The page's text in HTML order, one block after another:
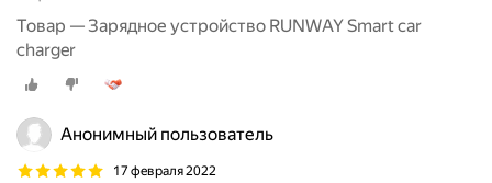
Товар — Зарядное устройство RUNWAY Smart car
charger
Анонимный пользователь
17 февраля 2022